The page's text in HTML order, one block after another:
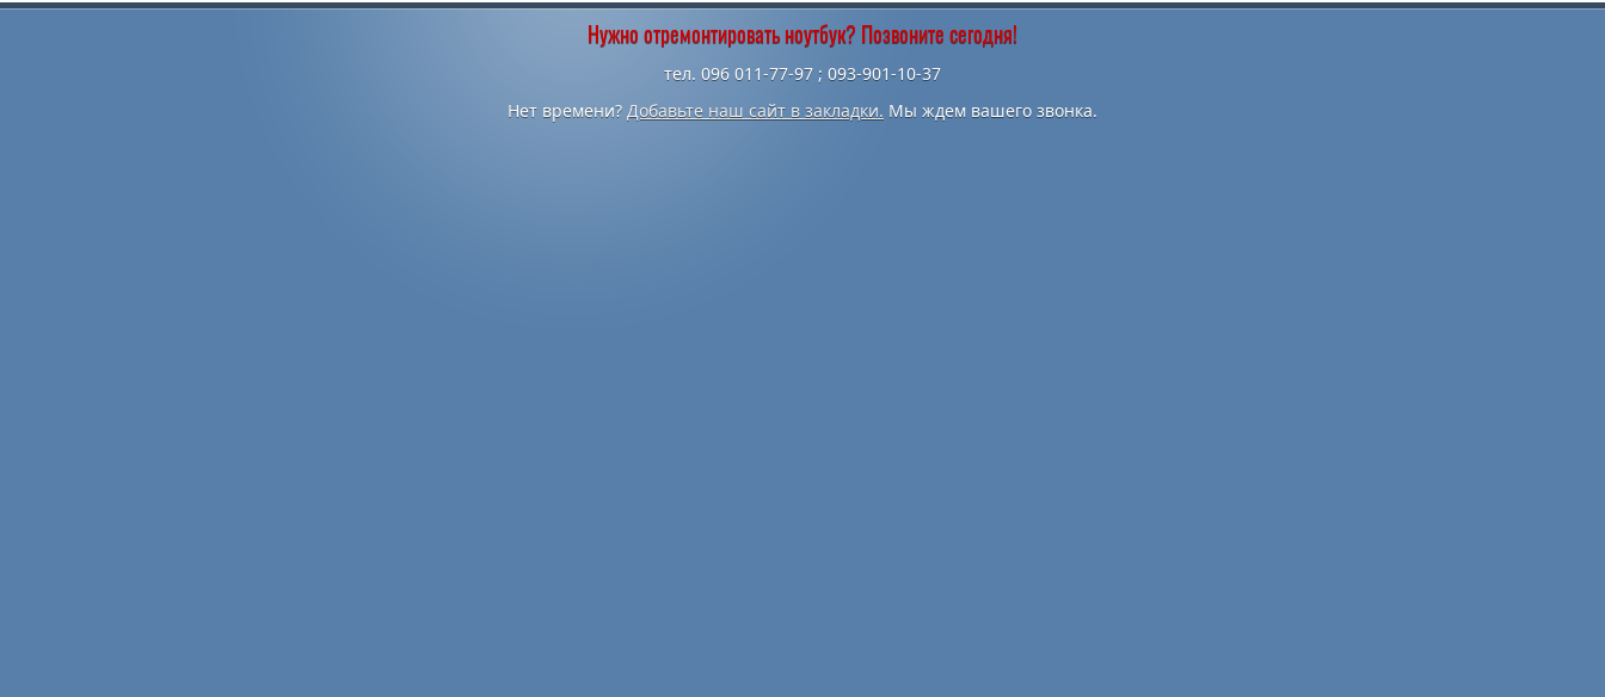
Нужно отремонтировать ноутбук? Позвоните сегодня!
тел. 096 011-77-97 ; 093-901-10-37
Нет времени? Добавьте наш сайт в закладки. Мы ждем вашего звонка.